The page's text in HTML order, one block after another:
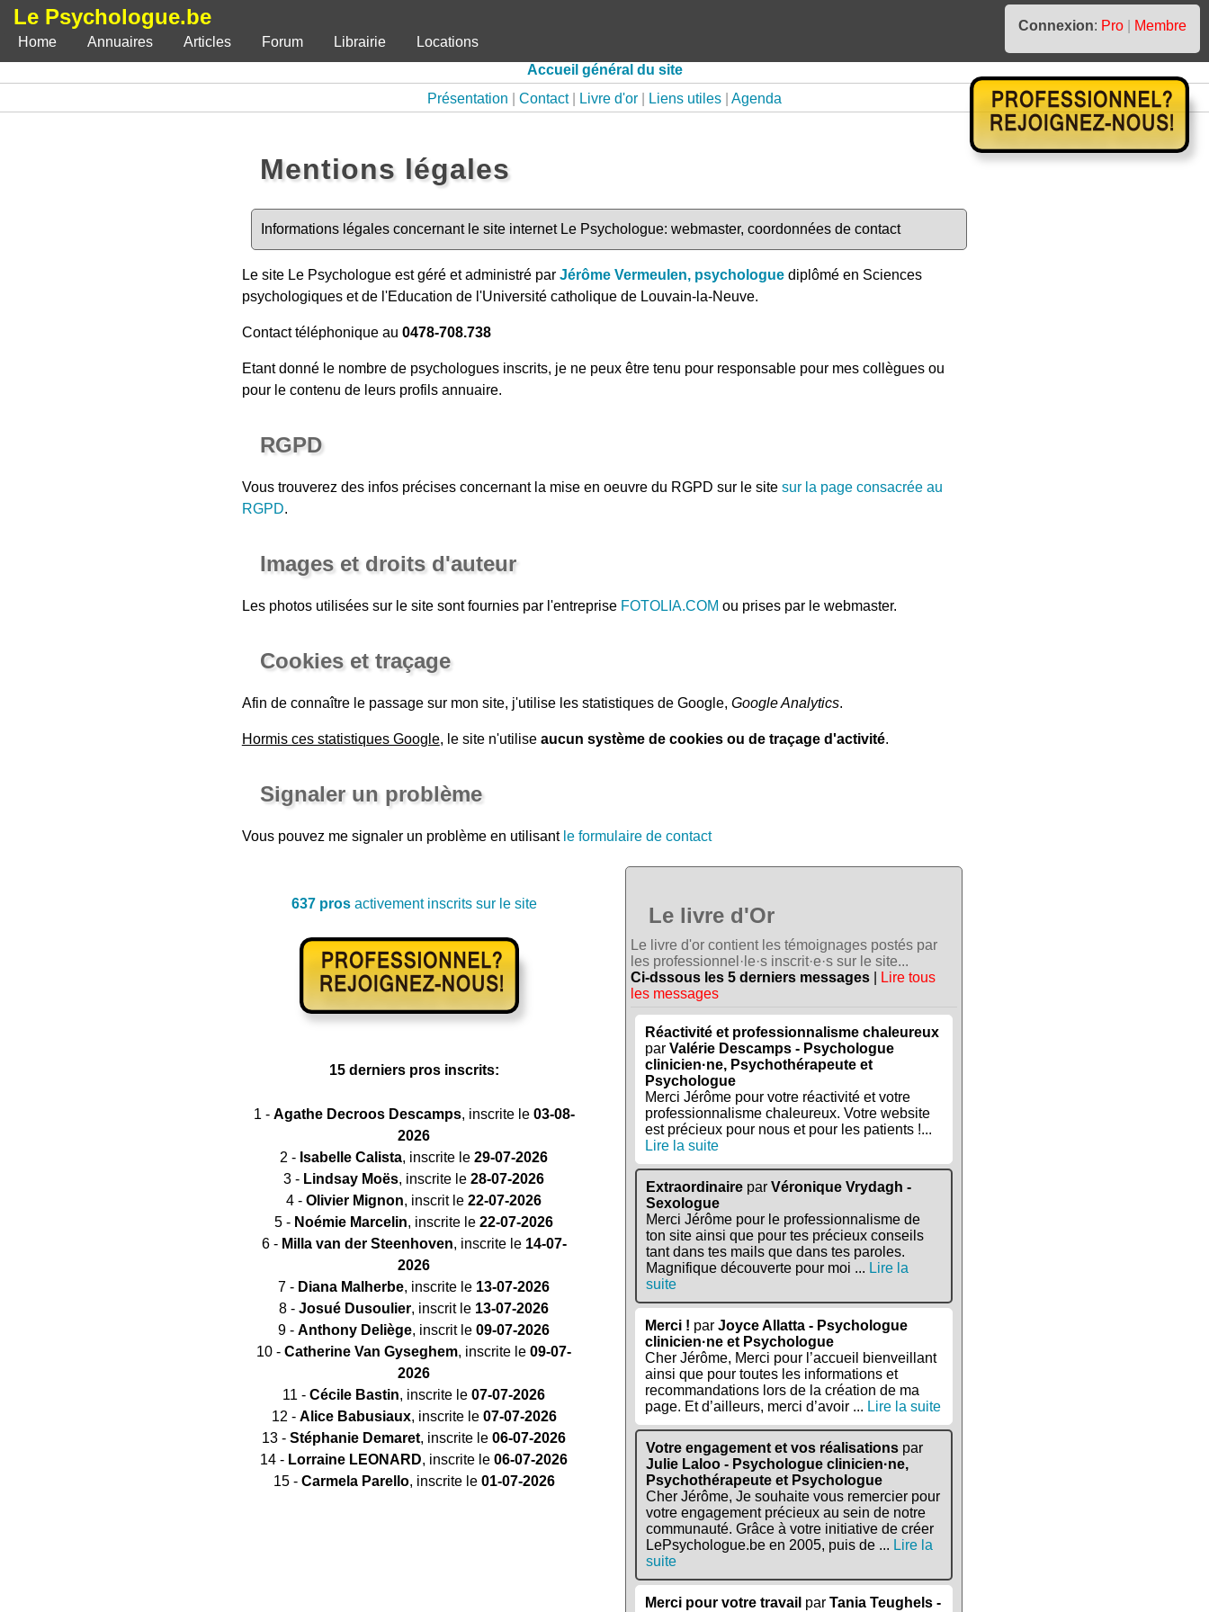
Le Psychologue.be Connexion: Pro
Membre
Home
Annuaires Articles Forum Librairie
Locations
Accueil général du site
Présentation
Contact Livre d'or Liens utiles Agenda
Mentions légales
Informations légales concernant le site internet Le Psychologue: webmaster, coordonnées de contact
Le site Le Psychologue est géré et administré par Jérôme Vermeulen, psychologuediplômé en Sciences
psychologiques et de l'Education de l'Université catholique de Louvain-la-Neuve.
Contact téléphonique au 0478-708.738
Etant donné le nombre de psychologues inscrits, je ne peux être tenu pour responsable pour mes collègues ou
pour le contenu de leurs profils annuaire.
RGPD
Vous trouverez des infos précises concernant la mise en oeuvre du RGPD sur le site sur la page consacrée au
RGPD.
Images et droits d'auteur
Les photos utilisées sur le site sont fournies par l'entreprise FOTOLIA.COM ou prises par le webmaster.
Cookies et traçage
Afin de connaître le passage sur mon site, j'utilise les statistiques de Google, Google Analytics.
Hormis ces statistiques Google, le site n'utilise aucun système de cookies ou de traçage d'activité.
Signaler un problème
Vous pouvez me signaler un problème en utilisant le formulaire de contact
637 prosactivement inscrits sur le site
15 derniers pros inscrits:
1 - Agathe Decroos Descamps, inscrite le 03-08-
2026
2 - Isabelle Calista, inscrite le29-07-2026
3 - Lindsay Moës, inscrite le28-07-2026
4 -Olivier Mignon, inscrit le22-07-2026
5 - Noémie Marcelin, inscrite le22-07-2026
6 - Milla van der Steenhoven, inscrite le 14-07-
2026
7 - Diana Malherbe, inscrite le 13-07-2026
8 -Josué Dusoulier, inscrit le 13-07-2026
9 -Anthony Deliège, inscrit le09-07-2026
10 -Catherine Van Gyseghem, inscrite le09-07-
2026
11 -Cécile Bastin, inscrite le07-07-2026
12 - Alice Babusiaux, inscrite le 07-07-2026
13 -Stéphanie Demaret, inscrite le06-07-2026
14 - Lorraine LEONARD, inscrite le06-07-2026
15 - Carmela Parello, inscrite le 01-07-2026
Le livre d'Or
Le livre d'or contient les témoignages postés par
les professionnel·le·s inscrit·e·s sur le site...
Ci-dssous les 5 derniers messages
Lire tous
les messages
Réactivité et professionnalisme chaleureux
parValérie Descamps - Psychologue
clinicien·ne, Psychothérapeute et
Psychologue
Merci Jérôme pour votre réactivité et votre
professionnalisme chaleureux. Votre website
est précieux pour nous et pour les patients !...
Lire la suite
Extraordinaire parVéronique Vrydagh -
Sexologue
Merci Jérôme pour le professionnalisme de
ton site ainsi que pour tes précieux conseils
tant dans tes mails que dans tes paroles.
Magnifique découverte pour moi ... Lire la
suite
Merci ! parJoyce Allatta - Psychologue
clinicien·ne et Psychologue
Cher Jérôme, Merci pour l’accueil bienveillant
ainsi que pour toutes les informations et
recommandations lors de la création de ma
page. Et d’ailleurs, merci d’avoir ... Lire la suite
Votre engagement et vos réalisations par
Julie Laloo - Psychologue clinicien·ne,
Psychothérapeute et Psychologue
Cher Jérôme, Je souhaite vous remercier pour
votre engagement précieux au sein de notre
communauté. Grâce à votre initiative de créer
LePsychologue.be en 2005, puis de ... Lire la
suite
Merci pour votre travail parTania Teughels -